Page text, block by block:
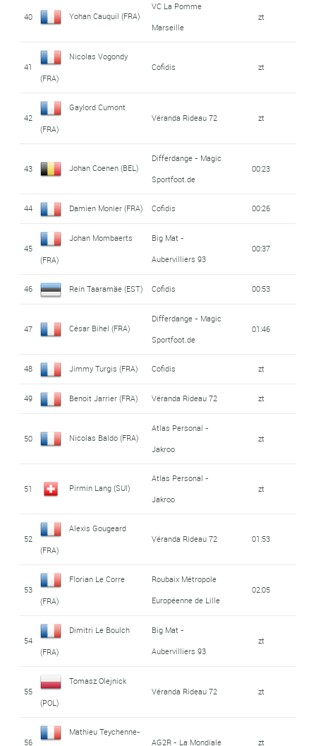
40 Yohan Cauquil (FRA)
VC La Pomme
Marseille
zt
41
Nicolas Vogondy
(FRA)
Cofidis zt
42
Gaylord Cumont
(FRA)
Véranda Rideau 72 zt
43 Johan Coenen (BEL)
Differdange - Magic
Sportfoot.de
00:23
44 Damien Monier (FRA) Cofidis 00:26
45
Johan Mombaerts
(FRA)
Big Mat -
Aubervilliers 93
00:37
46 Rein Taaramäe (EST) Cofidis 00:53
47 César Bihel (FRA)
Differdange - Magic
Sportfoot.de
01:46
48 Jimmy Turgis (FRA) Cofidis zt
49 Benoit Jarrier (FRA) Véranda Rideau 72 zt
50 Nicolas Baldo (FRA)
Atlas Personal -
Jakroo
zt
51 Pirmin Lang (SUI)
Atlas Personal -
Jakroo
zt
52
Alexis Gougeard
(FRA)
Véranda Rideau 72 01:53
53
Florian Le Corre
(FRA)
Roubaix Métropole
Européenne de Lille
02:05
54
Dimitri Le Boulch
(FRA)
Big Mat -
Aubervilliers 93
zt
55
Tomasz Olejnick
(POL)
Véranda Rideau 72 zt
56
Mathieu Teychenne-
AG2R - La Mondiale zt